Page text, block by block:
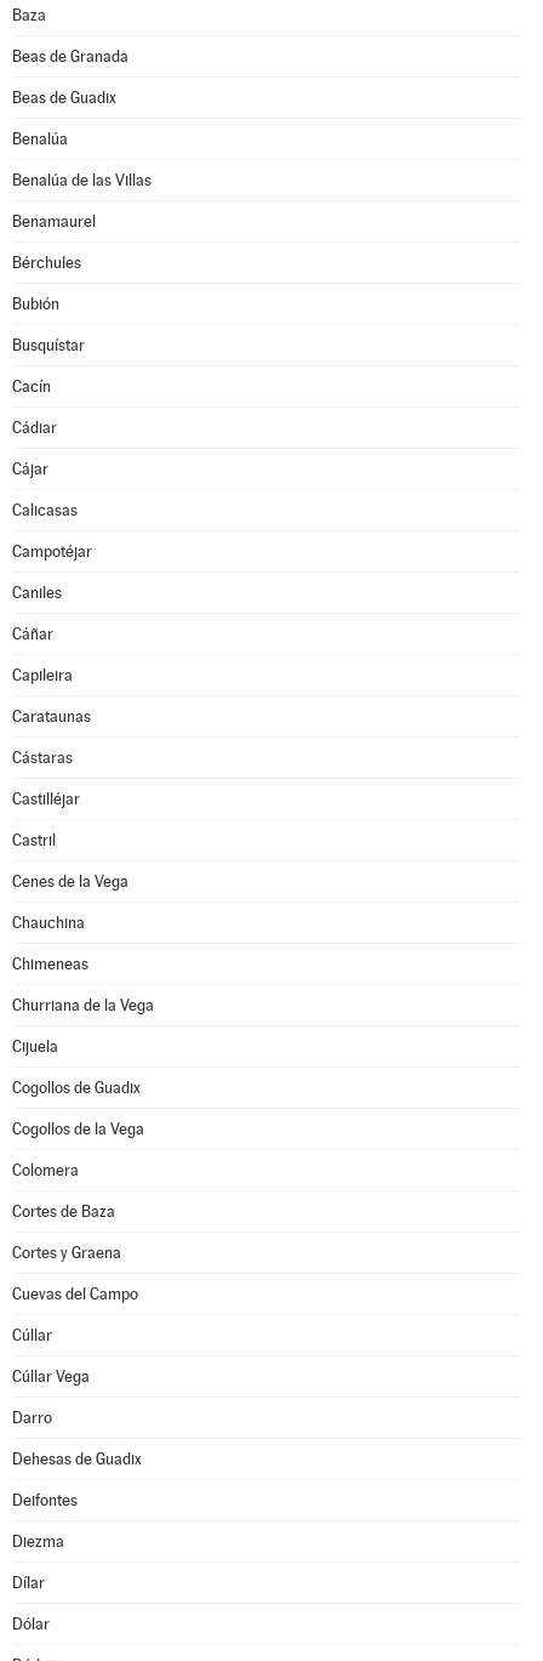
Baza
Beas de Granada
Beas de Guadix
Benalúa
Benalúa de las Villas
Benamaurel
Bérchules
Bubión
Busquístar
Cacín
Cádiar
Cájar
Calicasas
Campotéjar
Caniles
Cáñar
Capileira
Carataunas
Cástaras
Castilléjar
Castril
Cenes de la Vega
Chauchina
Chimeneas
Churriana de la Vega
Cijuela
Cogollos de Guadix
Cogollos de la Vega
Colomera
Cortes de Baza
Cortes y Graena
Cuevas del Campo
Cúllar
Cúllar Vega
Darro
Dehesas de Guadix
Deifontes
Diezma
Dílar
Dólar